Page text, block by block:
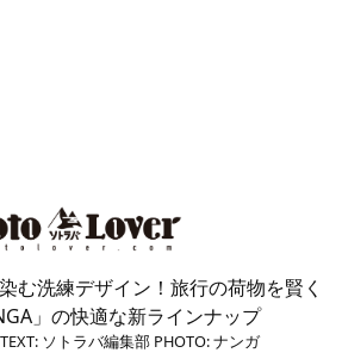
む洗練デザイン！旅行の荷物を賢く
」の快適な新ラインナップ
TEXT: ソトラバ編集部 PHOTO: ナンガ